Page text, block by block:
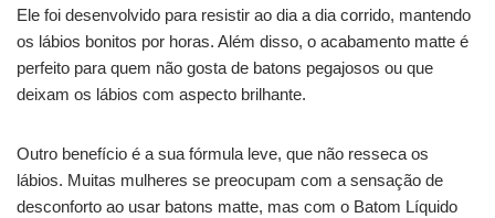
Ele foi desenvolvido para resistir ao dia a dia corrido, mantendo
os lábios bonitos por horas. Além disso, o acabamento matte é
perfeito para quem não gosta de batons pegajosos ou que
deixam os lábios com aspecto brilhante.
Outro benefício é a sua fórmula leve, que não resseca os
lábios. Muitas mulheres se preocupam com a sensação de
desconforto ao usar batons matte, mas com o Batom Líquido